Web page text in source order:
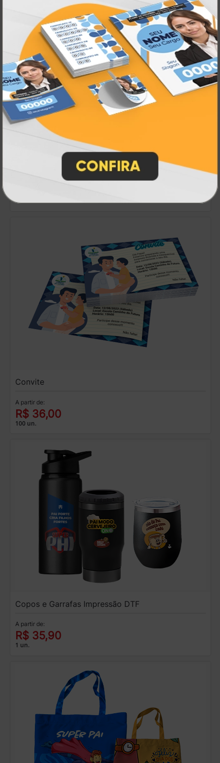
1 un.
Convite
A partir de:
R$ 36,00
100 un.
Copos e Garrafas Impressão DTF
A partir de:
R$ 35,90
1 un.